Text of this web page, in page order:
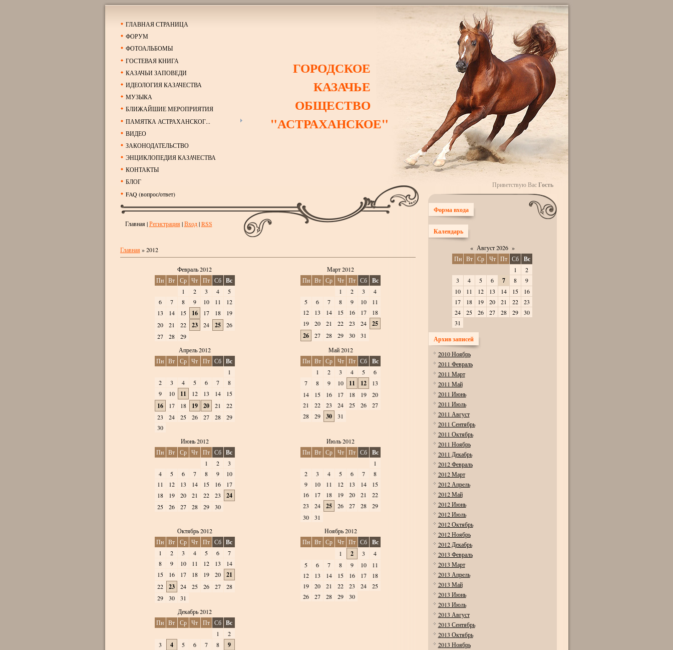
ГЛАВНАЯ СТРАНИЦА
ФОРУМ
ФОТОАЛЬБОМЫ
ГОСТЕВАЯ КНИГА
КАЗАЧЬИ ЗАПОВЕДИ
ИДЕОЛОГИЯ КАЗАЧЕСТВА
МУЗЫКА
БЛИЖАЙШИЕ МЕРОПРИЯТИЯ
ПАМЯТКА АСТРАХАНСКОГ...
ВИДЕО
ЗАКОНОДАТЕЛЬСТВО
ЭНЦИКЛОПЕДИЯ КАЗАЧЕСТВА
КОНТАКТЫ
БЛОГ
FAQ (вопрос/ответ)
ГОРОДСКОЕ
КАЗАЧЬЕ
ОБЩЕСТВО
"АСТРАХАНСКОЕ"
Главная|Регистрация |Вход|RSS
Главная »2012
Февраль 2012
Пн Вт Ср Чт Пт Сб Вс
1 2 3 4
5
6
7 8 9 10 11
12
13
14 15 16 17 18
19
20
21 22 23 24 25
26
27
28 29
Март 2012
Пн Вт Ср Чт Пт Сб Вс
1 2 3
4
5
6 7 8 9 10
11
12
13 14 15 16 17
18
19
20 21 22 23 24
25
26
27 28 29 30
31
Апрель 2012
Пн Вт Ср Чт Пт Сб Вс
1
2
3 4 5 6 7
8
9
10 11 12 13 14 15
16 17 18 19 20 21
22
23
24 25 26 27 28
29
30
Май 2012
Пн Вт Ср Чт Пт Сб Вс
1 2 3 4 5
6
7
8 9 10 11 12
13
14
15 16 17 18 19
20
21
22 23 24 25 26
27
28
29 30 31
Июнь 2012
Пн Вт Ср Чт Пт Сб Вс
1 2
3
4
5 6 7 8 9
10
11
12 13 14 15 16
17
18
19 20 21 22 23 24
25 26 27 28 29 30
Июль 2012
Пн Вт Ср Чт Пт Сб Вс
1
2
3 4 5 6 7
8
9
10 11 12 13 14
15
16
17 18 19 20 21
22
23
24 25 26 27 28
29
30
31
Октябрь 2012
Пн Вт Ср Чт Пт Сб Вс
1 2 3 4 5 6
7
8
9 10 11 12 13
14
15
16 17 18 19 20 21
22 23 24 25 26 27
28
29
30 31
Ноябрь 2012
Пн Вт Ср Чт Пт Сб Вс
1 2 3
4
5
6 7 8 9 10
11
12
13 14 15 16 17
18
19
20 21 22 23 24
25
26
27 28 29
30
Декабрь 2012
Пн Вт Ср Чт Пт Сб Вс
1
2
3
4 5 6 7 8 9
Приветствую Вас Гость
Форма входа
Календарь
« Август 2026 »
Пн Вт Ср Чт Пт Сб Вс
1
2
3
4 5 6 7 8
9
10
11 12 13 14 15
16
17
18 19 20 21 22
23
24
25 26 27 28 29
30
31
Архив записей
2010 Ноябрь
2011 Февраль
2011 Март
2011 Май
2011 Июнь
2011 Июль
2011 Август
2011 Сентябрь
2011 Октябрь
2011 Ноябрь
2011 Декабрь
2012 Февраль
2012 Март
2012 Апрель
2012 Май
2012 Июнь
2012 Июль
2012 Октябрь
2012 Ноябрь
2012 Декабрь
2013 Февраль
2013 Март
2013 Апрель
2013 Май
2013 Июнь
2013 Июль
2013 Август
2013 Сентябрь
2013 Октябрь
2013 Ноябрь